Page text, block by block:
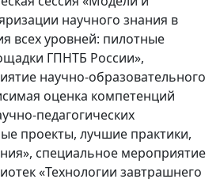
научного знания в
всех уровней: пилотные
ГПНТБ России»,
научно-образовательного
оценка компетенций
педагогических
проекты, лучшие практики,
специальное мероприятие
«Технологии завтрашнего